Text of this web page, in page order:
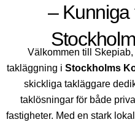
– Kunniga
Välkommen till
takläggning i Stockholms
skickliga takläggare
taklösningar för både
fastigheter. Med en stark